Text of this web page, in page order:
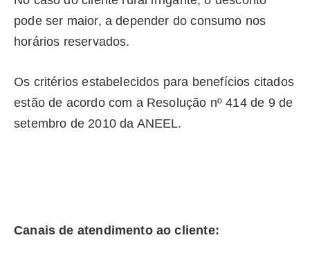
pode ser maior, a depender do consumo nos
horários reservados.
Os critérios estabelecidos para benefícios citados
estão de acordo com a Resolução nº 414 de 9 de
setembro de 2010 da ANEEL.
Canais de atendimento ao cliente: